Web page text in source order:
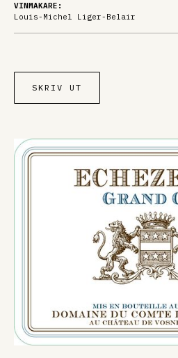
VINMAKARE:
Louis-Michel Liger-Belair
SKRIV UT